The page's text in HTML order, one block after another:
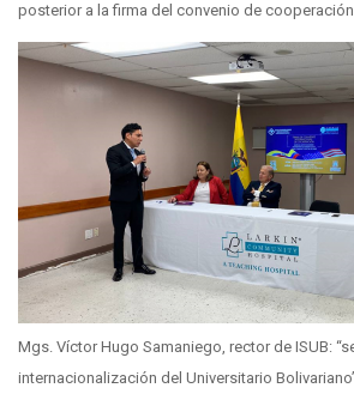
posterior a la firma del convenio de
Mgs. Víctor Hugo Samaniego, rector de ISUB:
internacionalización del Universitario